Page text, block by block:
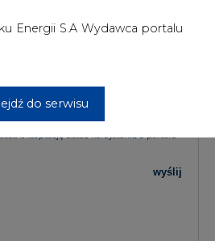
Energii S.A Wydawca portalu
do serwisu
wyślij